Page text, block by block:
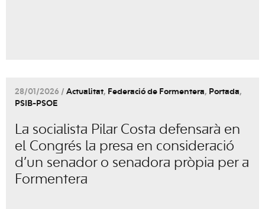
28/01/2026 / Actualitat, Federació de Formentera, Portada,
PSIB-PSOE
La socialista Pilar Costa defensarà en
el Congrés la presa en consideració
d’un senador o senadora pròpia per a
Formentera